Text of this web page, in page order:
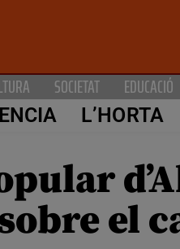
SOCIETAT EDUCACIÓ
L’HORTA
el